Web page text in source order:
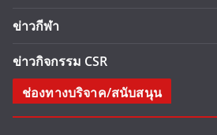
ข่าวกีฬา
ข่าวกิจกรรม CSR
ช่องทางบริจาค/สนับสนุน